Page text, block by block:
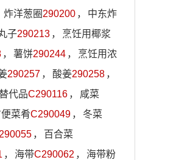
炸洋葱圈 290200 ，
中东炸
子290213 ，
烹饪用椰浆
， 薯饼290244 ，
烹饪用浓
290257 ， 酸姜290258 ，
代品C290116 ，
咸菜
菜肴C290049 ，
冬菜
，
百合菜
， 海带C290062 ，
海带粉